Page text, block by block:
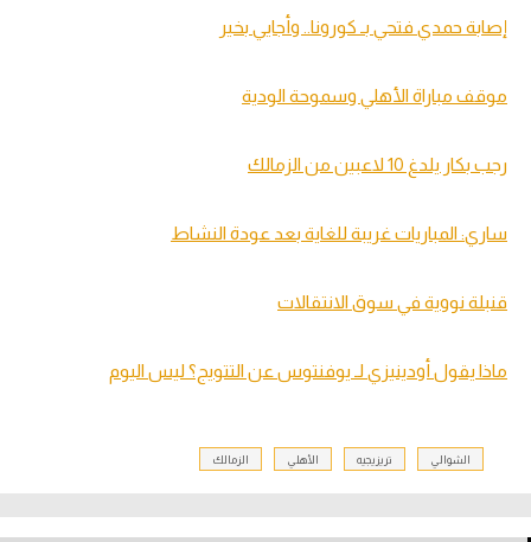
إصابة حمدي فتحي بـ كورونا.. وأجايي بخير
موقف مباراة الأهلي وسموحة الودية
رجب بكار يلدغ 10 لاعبين من الزمالك
ساري: المباريات غريبة للغاية بعد عودة النشاط
قنبلة نووية في سوق الانتقالات
ماذا يقول أودينيزي لـ يوفنتوس عن التتويج؟ ليس اليوم
الشوالي تريزيجيه الأهلي الزمالك